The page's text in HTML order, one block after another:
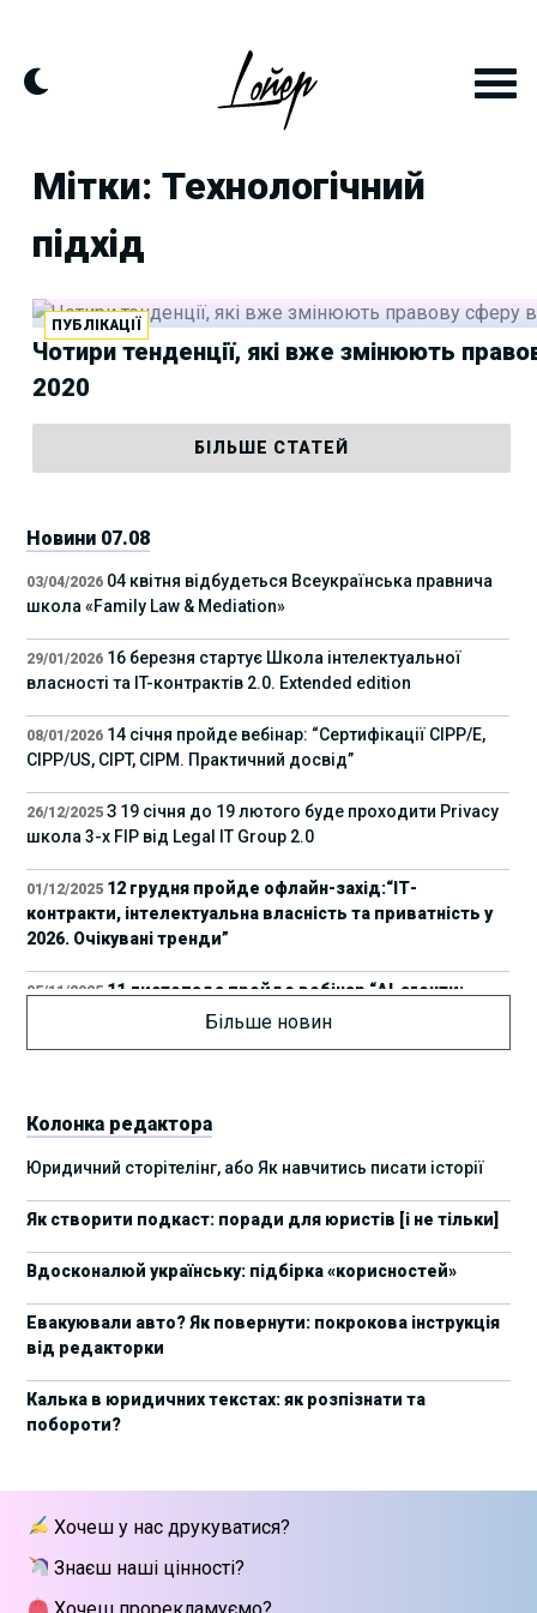
content
Мітки: Технологічний
підхід
ПУБЛІКАЦІЇ
Чотири тенденції, які вже змінюють
2020
БІЛЬШЕ СТАТЕЙ
Новини 07.08
03/04/2026 04 квітня відбудеться Всеукраїнська правнича
школа «Family Law & Mediation»
29/01/2026 16 березня стартує Школа інтелектуальної
власності та IT-контрактів 2.0. Extended edition
08/01/2026 14 січня пройде вебінар: “Сертифікації СІРР/Е,
CIPP/US, CIPT, CIPM. Практичний досвід”
26/12/2025 З 19 січня до 19 лютого буде проходити Privacy
школа 3-х FIP від Legal IT Group 2.0
01/12/2025 12 грудня пройде офлайн-захід:“ІТ-
контракти, інтелектуальна власність та приватність у
2026. Очікувані тренди”
05/11/2025 11 листопада пройде вебінар “AI-агенти:
прайвесі, IP та комплаєнс ризики”
17 листопада стартує Школа юридичної
підтримки ШІ-проєктів від Legal IT Group
19/09/2025 4 жовтня пройде щорічний забіг до Дня
09/09/2025 10 жовтня пройдуть XII Міжнародні
01/09/2025 15 вересня стартує сучасна школа
IT Group
25/06/2025
Як юристу працювати з IT-договорами?
Навчання від Laba
Більше новин
Колонка редактора
Юридичний сторітелінг, або Як навчитись писати історії
Як створити подкаст: поради для юристів [і не тільки]
Вдосконалюй українську: підбірка «корисностей»
Евакуювали авто? Як повернути: покрокова інструкція
від редакторки
Калька в юридичних текстах: як розпізнати та
побороти?
Хочеш у нас друкуватися?
Знаєш наші цінності?
Хочеш прорекламуємо?